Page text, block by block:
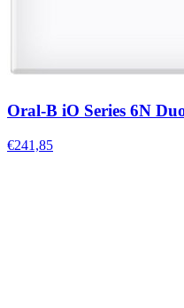
Oral-B iO Series 6N
€241,85